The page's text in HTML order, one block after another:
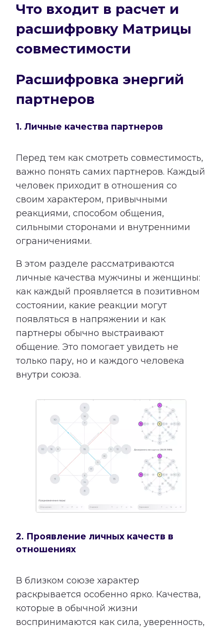
Что входит в расчет и
расшифровку Матрицы
совместимости
Расшифровка энергий
партнеров
1. Личные качества партнеров
Перед тем как смотреть совместимость,
важно понять самих партнеров. Каждый
человек приходит в отношения со
своим характером, привычными
реакциями, способом общения,
сильными сторонами и внутренними
ограничениями.
В этом разделе рассматриваются
личные качества мужчины и женщины:
как каждый проявляется в позитивном
состоянии, какие реакции могут
появляться в напряжении и как
партнеры обычно выстраивают
общение. Это помогает увидеть не
только пару, но и каждого человека
внутри союза.
2. Проявление личных качеств в
отношениях
В близком союзе характер
раскрывается особенно ярко. Качества,
которые в обычной жизни
воспринимаются как сила, уверенность,